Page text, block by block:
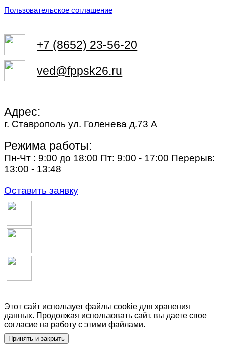
Пользовательское соглашение
+7 (8652) 23-56-20
ved@fppsk26.ru
Адрес:
г. Ставрополь ул. Голенева д.73 A
Режима работы:
Пн-Чт : 9:00 до 18:00 Пт: 9:00 - 17:00 Перерыв:
13:00 - 13:48
Оставить заявку
Этот сайт использует файлы cookie для хранения
данных. Продолжая использовать сайт, вы даете свое
согласие на работу с этими файлами.
Принять и закрыть